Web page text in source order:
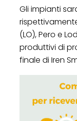
Gli impianti
(LO), Pero e
produttivi di
finale di Iren